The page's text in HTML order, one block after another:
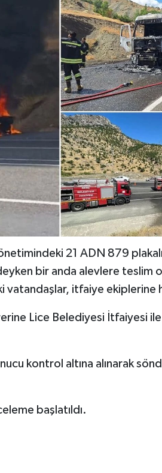
21 ADN 879
bir anda alevlere teslim
vatandaşlar, itfaiye ekiplerine
Lice Belediyesi İtfaiyesi
kontrol altına alınarak
başlatıldı.